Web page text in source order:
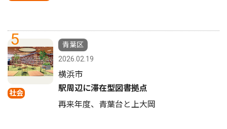
5
社会
青葉区
2026.02.19
横浜市
駅周辺に滞在型図書拠点
再来年度、青葉台と上大岡